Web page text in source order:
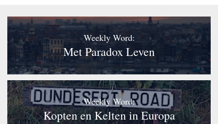
Weekly Word:
Met Paradox Leven
Weekly Word:
Kopten en Kelten in Europa